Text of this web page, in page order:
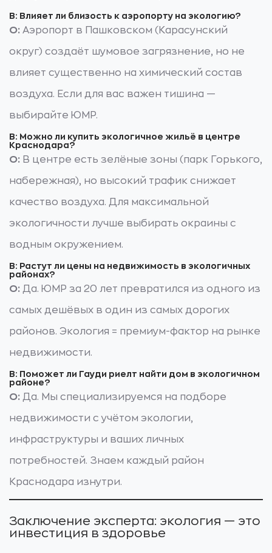
В: Влияет ли близость к аэропорту на экологию?
О: Аэропорт в Пашковском (Карасунский
округ) создаёт шумовое загрязнение, но не
влияет существенно на химический состав
воздуха. Если для вас важен тишина —
выбирайте ЮМР.
В: Можно ли купить экологичное жильё в центре
Краснодара?
О: В центре есть зелёные зоны (парк Горького,
набережная), но высокий трафик снижает
качество воздуха. Для максимальной
экологичности лучше выбирать окраины с
водным окружением.
В: Растут ли цены на недвижимость в экологичных
районах?
О: Да. ЮМР за 20 лет превратился из одного из
самых дешёвых в один из самых дорогих
районов. Экология = премиум-фактор на рынке
недвижимости.
В: Поможет ли Гауди риелт найти дом в экологичном
районе?
О: Да. Мы специализируемся на подборе
недвижимости с учётом экологии,
инфраструктуры и ваших личных
потребностей. Знаем каждый район
Краснодара изнутри.
Заключение эксперта: экология — это
инвестиция в здоровье